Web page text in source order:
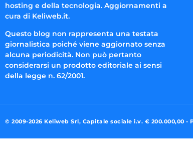
hosting e della tecnologia. Aggiornamenti a
cura di Keliweb.it.
Questo blog non rappresenta una testata
giornalistica poiché viene aggiornato senza
alcuna periodicità. Non può pertanto
considerarsi un prodotto editoriale ai sensi
della legge n. 62/2001.
© 2009-2026 Keliweb Srl, Capitale sociale i.v. € 200.000,00 -